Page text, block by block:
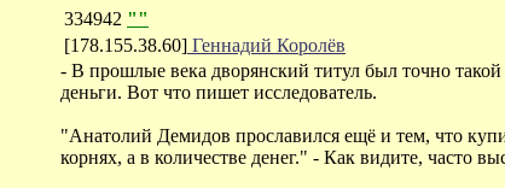
334942 ""
[178.155.38.60] Геннадий Королёв
- В прошлые века дворянский титул был точно
деньги. Вот что пишет исследователь.
"Анатолий Демидов прославился ещё и тем, что
корнях, а в количестве денег." - Как видите, часто